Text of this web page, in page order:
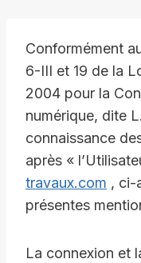
Conformément
6-III et 19 de la
2004 pour la
numérique, dite
connaissance
après «
travaux.com , ci-
présentes
La connexion et